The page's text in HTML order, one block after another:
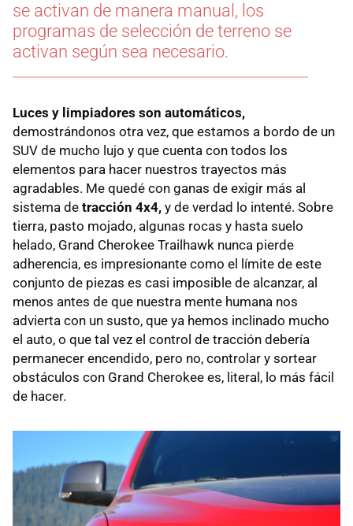
se activan de manera manual, los
programas de selección de terreno se
activan según sea necesario.
Luces y limpiadores son automáticos,
demostrándonos otra vez, que estamos a bordo de un
SUV de mucho lujo y que cuenta con todos los
elementos para hacer nuestros trayectos más
agradables. Me quedé con ganas de exigir más al
sistema de tracción 4x4, y de verdad lo intenté. Sobre
tierra, pasto mojado, algunas rocas y hasta suelo
helado, Grand Cherokee Trailhawk nunca pierde
adherencia, es impresionante como el límite de este
conjunto de piezas es casi imposible de alcanzar, al
menos antes de que nuestra mente humana nos
advierta con un susto, que ya hemos inclinado mucho
el auto, o que tal vez el control de tracción debería
permanecer encendido, pero no, controlar y sortear
obstáculos con Grand Cherokee es, literal, lo más fácil
de hacer.